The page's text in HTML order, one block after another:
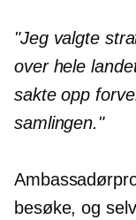
"Jeg valgte
over hele
sakte opp
samlingen."
besøke, og